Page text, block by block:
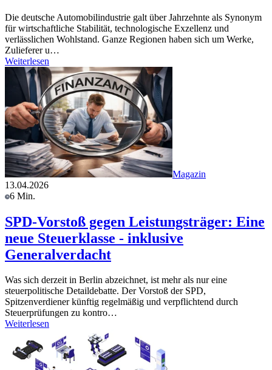
Die deutsche Automobilindustrie galt über Jahrzehnte als Synonym
für wirtschaftliche Stabilität, technologische Exzellenz und
verlässlichen Wohlstand. Ganze Regionen haben sich um Werke,
Zulieferer u…
Weiterlesen
Magazin
13.04.2026
6 Min.
SPD-Vorstoß gegen Leistungsträger: Eine
neue Steuerklasse - inklusive
Generalverdacht
Was sich derzeit in Berlin abzeichnet, ist mehr als nur eine
steuerpolitische Detaildebatte. Der Vorstoß der SPD,
Spitzenverdiener künftig regelmäßig und verpflichtend durch
Steuerprüfungen zu kontro…
Weiterlesen